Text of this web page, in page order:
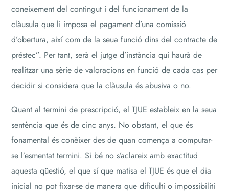
coneixement del contingut i del funcionament de la
clàusula que li imposa el pagament d’una comissió
d’obertura, així com de la seua funció dins del contracte de
préstec”. Per tant, serà el jutge d’instància qui haurà de
realitzar una sèrie de valoracions en funció de cada cas per
decidir si considera que la clàusula és abusiva o no.
Quant al termini de prescripció, el TJUE estableix en la seua
sentència que és de cinc anys. No obstant, el que és
fonamental és conèixer des de quan comença a computar-
se l’esmentat termini. Si bé no s’aclareix amb exactitud
aquesta qüestió, el que sí que matisa el TJUE és que el dia
inicial no pot fixar-se de manera que dificulti o impossibiliti